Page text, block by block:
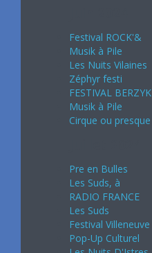
Festival ROCK'&
Musik à Pile
Les Nuits Vilaines
Zéphyr festi
FESTIVAL BERZYK
Musik à Pile
Cirque ou presque
Pre en Bulles
Les Suds, à
RADIO FRANCE
Les Suds
Festival Villeneuve
Pop-Up Culturel